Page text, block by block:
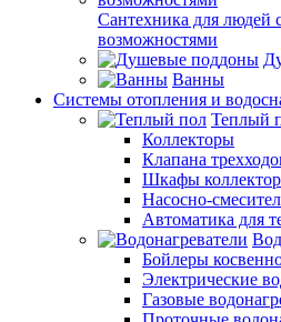
Сантехника для людей
возможностями
Ванны
Системы отопления и
Теплый
Коллекторы
Клапана
Шкафы
Насосно-
Автоматика для
Бойлеры
Электрические
Газовые